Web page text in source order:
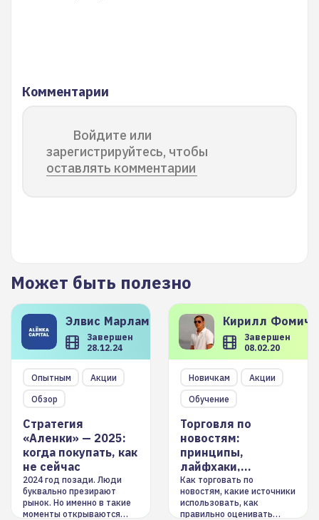
Комментарии
Войдите или
зарегистрируйтесь, чтобы
оставлять комментарии
Может быть полезно
Элвис Марламов
Завершен
28.12.24
Опытным
Акции
Обзор
Стратегия
«Аленки» — 2025:
когда покупать, как
не сейчас
2024 год позади. Люди
буквально презирают
рынок. Но именно в такие
моменты открываются
Кирилл
Завершен
08.02.20
Новичкам
Акции
Обучение
Торговля по
новостям:
принципы,
лайфхаки,
инструменты
Как торговать по
новостям, какие источники
использовать, как
правильно оценивать